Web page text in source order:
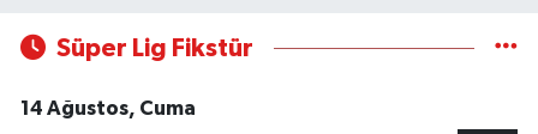
Süper Lig Fikstür
14 Ağustos, Cuma